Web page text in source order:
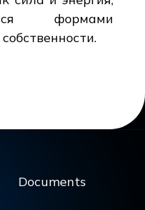
формами
Documents